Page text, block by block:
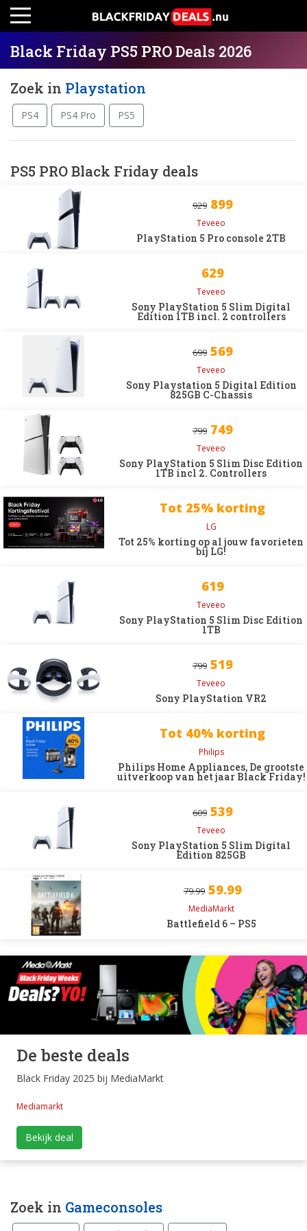
Black Friday PS5 PRO Deals 2026
Zoek in Playstation
PS4 PS4 Pro PS5
PS5 PRO Black Friday deals
929 899
Teveeo
PlayStation 5 Pro console 2TB
629
Teveeo
Sony PlayStation 5 Slim Digital
Edition 1TB incl. 2 controllers
699 569
Teveeo
Sony Playstation 5 Digital Edition
825GB C-Chassis
799 749
Teveeo
Sony PlayStation 5 Slim Disc Edition
1TB incl 2. Controllers
Tot 25% korting
LG
Tot 25% korting op al jouw favorieten
bij LG!
619
Teveeo
Sony PlayStation 5 Slim Disc Edition
1TB
799 519
Teveeo
Sony PlayStation VR2
Tot 40% korting
Philips
Philips Home Appliances, De grootste
uitverkoop van het jaar Black Friday!
609 539
Teveeo
Sony PlayStation 5 Slim Digital
Edition 825GB
79.99 59.99
MediaMarkt
Battlefield 6 – PS5
De beste deals
Black Friday 2025 bij MediaMarkt
Mediamarkt
Bekijk deal
Zoek in Gameconsoles